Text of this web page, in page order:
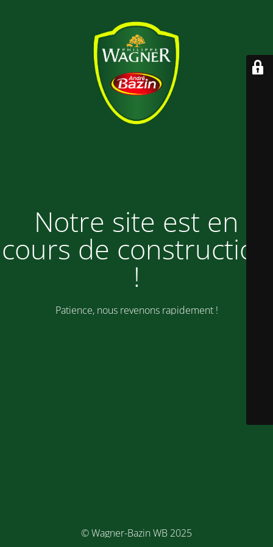
Notre site est en
cours de construction
!
Patience, nous revenons rapidement !
© Wagner-Bazin WB 2025